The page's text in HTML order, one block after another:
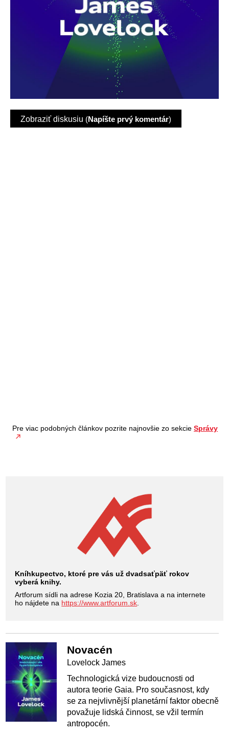
Zobraziť diskusiu (Napíšte prvý komentár)
Pre viac podobných článkov pozrite najnovšie zo sekcieSprávy
Kníhkupectvo, ktoré pre vás už dvadsaťpäť rokov
vyberá knihy.
Artforum sídli na adrese Kozia 20, Bratislava a na internete
ho nájdete na https://www.artforum.sk
Novacén
Lovelock James
Technologická vize budoucnosti od
autora teorie Gaia. Pro současnost, kdy
se za nejvlivnější planetární faktor obecně
považuje lidská činnost, se vžil termín
antropocén.